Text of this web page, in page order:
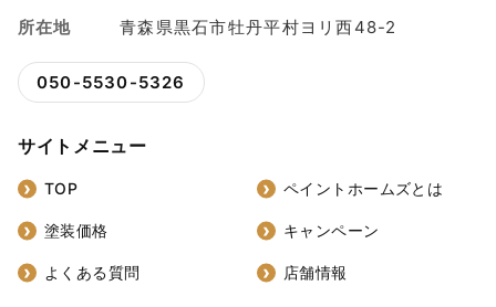
所在地
青森県黒石市牡丹平村ヨリ西48-2
050-5530-5326
サイトメニュー
TOP ペイントホームズとは
塗装価格 キャンペーン
よくある質問 店舗情報